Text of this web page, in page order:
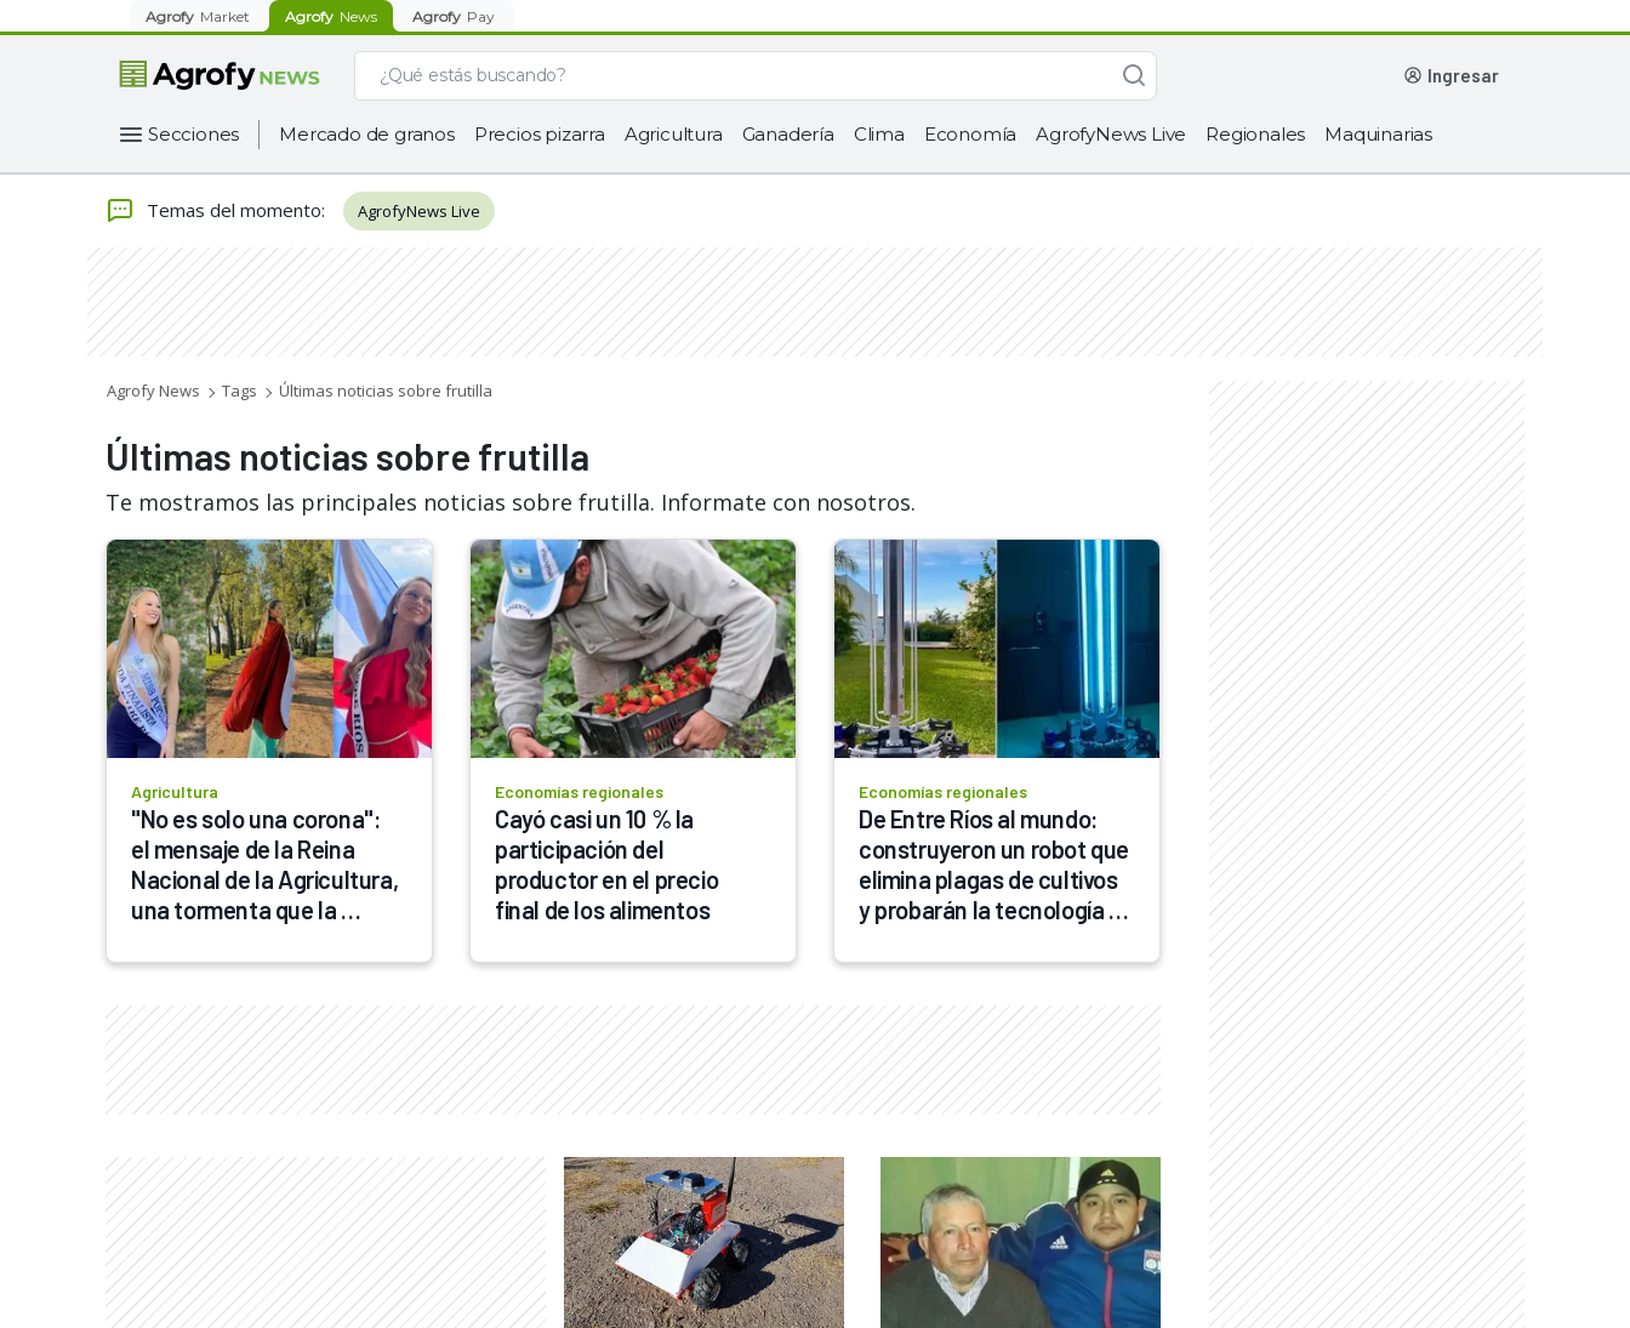
Agrofy Market Agrofy News Agrofy Pay
ingresar
Secciones Mercado de granos Precios pizarra Agricultura Ganadería Clima Economía AgrofyNews Live Regionales Maquinarias
Temas del momento: AgrofyNews Live
Agrofy News Tags Últimas noticias sobre frutilla
Últimas noticias sobre frutilla
Te mostramos las principales noticias sobre frutilla. Informate con nosotros.
Agricultura
"No es solo una corona":
el mensaje de la Reina
Nacional de la Agricultura,
una tormenta que la
Ríos
Economías regionales
Cayó casi un 10 % la
participación del
productor en el precio
final de los alimentos
Economías regionales
De Entre Ríos al mundo:
construyeron un robot que
elimina plagas de cultivos
y probarán la tecnología